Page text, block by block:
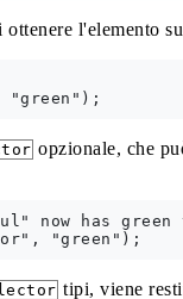
l'elemento
opzionale, che
now has green
tipi, viene